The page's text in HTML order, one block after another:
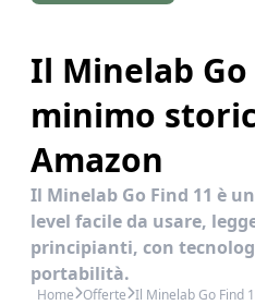
Il Minelab Go
minimo
Amazon
Il Minelab Go Find 11 è
level facile da usare,
principianti, con
portabilità.
Home Offerte Il Minelab Go Find